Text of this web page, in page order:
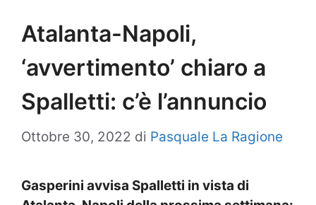
Atalanta-Napoli,
‘avvertimento’ chiaro a
Spalletti: c’è l’annuncio
Ottobre 30, 2022 di Pasquale La Ragione
Gasperini avvisa Spalletti in vista di